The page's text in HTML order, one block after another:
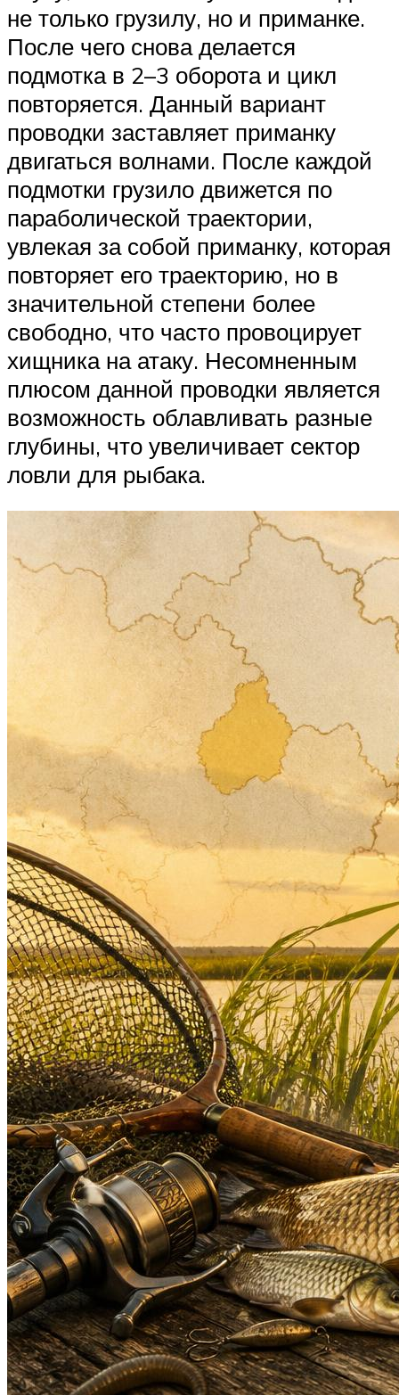
не только грузилу, но и приманке.
После чего снова делается
подмотка в 2–3 оборота и цикл
повторяется. Данный вариант
проводки заставляет приманку
двигаться волнами. После каждой
подмотки грузило движется по
параболической траектории,
увлекая за собой приманку, которая
повторяет его траекторию, но в
значительной степени более
свободно, что часто провоцирует
хищника на атаку. Несомненным
плюсом данной проводки является
возможность облавливать разные
глубины, что увеличивает сектор
ловли для рыбака.